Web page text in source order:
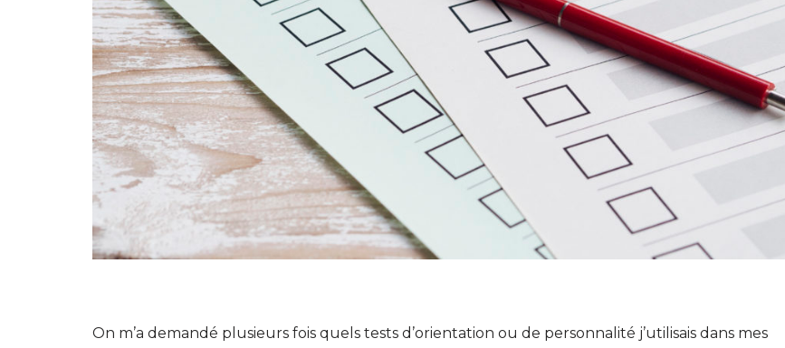
On m’a demandé plusieurs fois quels tests d’orientation ou de personnalité j’utilisais dans mes